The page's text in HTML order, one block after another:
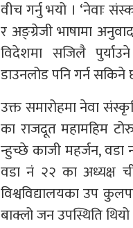
वीच गर्नु भयो । ‘नेवाः
र अङ्ग्रेजी भाषामा
विदेशमा सजिलै
डाउनलोड पनि गर्न सकिने
उक्त समारोहमा नेवा
का राजदूत महामहिम
न्हुच्छे काजी महर्जन, वडा
वडा नं २२ का अध्यक्ष
विश्वविद्यालयका उप
बाक्लो जन उपस्थिति थियो